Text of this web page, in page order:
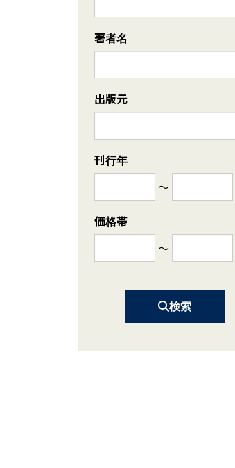
著者名
出版元
刊行年
～
価格帯
～
検索